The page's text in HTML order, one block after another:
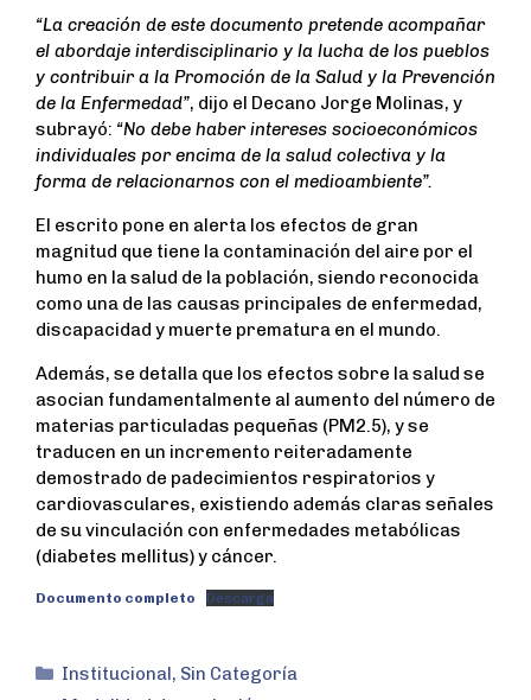
“La creación de este documento pretende acompañar
el abordaje interdisciplinario y la lucha de los pueblos
y contribuir a la Promoción de la Salud y la Prevención
de la Enfermedad”, dijo el Decano Jorge Molinas, y
subrayó: “No debe haber intereses socioeconómicos
individuales por encima de la salud colectiva y la
forma de relacionarnos con el medioambiente”.
El escrito pone en alerta los efectos de gran
magnitud que tiene la contaminación del aire por el
humo en la salud de la población, siendo reconocida
como una de las causas principales de enfermedad,
discapacidad y muerte prematura en el mundo.
Además, se detalla que los efectos sobre la salud se
asocian fundamentalmente al aumento del número de
materias particuladas pequeñas (PM2.5), y se
traducen en un incremento reiteradamente
demostrado de padecimientos respiratorios y
cardiovasculares, existiendo además claras señales
de su vinculación con enfermedades metabólicas
(diabetes mellitus) y cáncer.
Documento completo Descarga
Institucional, Sin Categoría